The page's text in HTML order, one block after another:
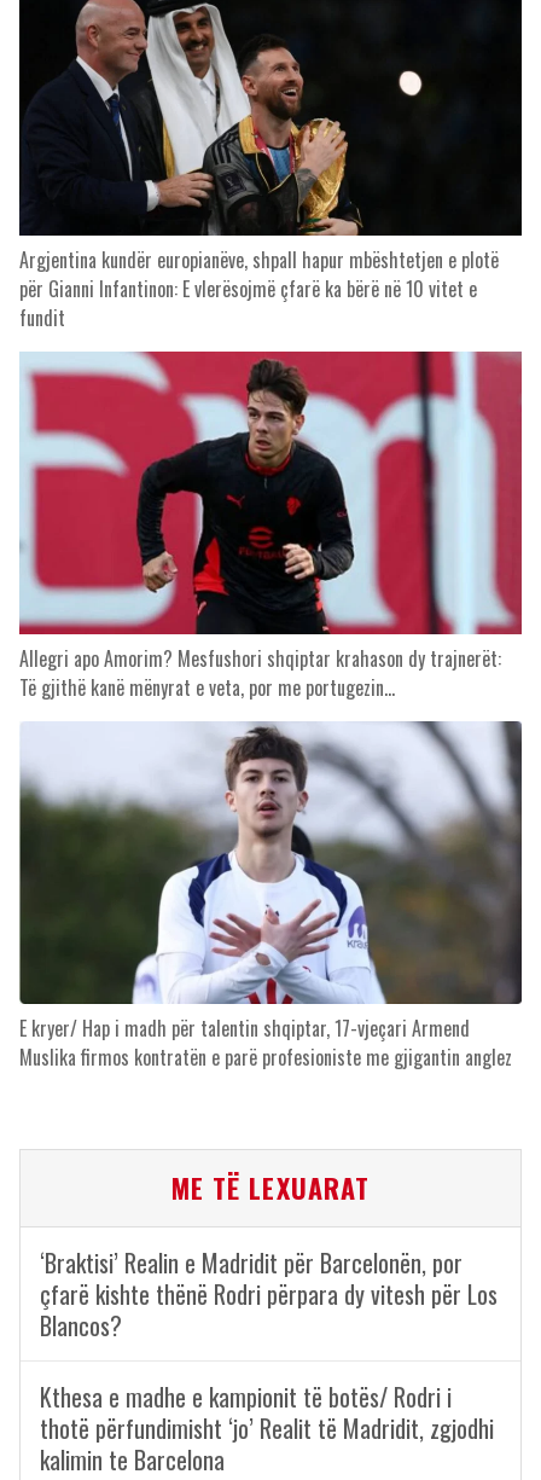
Argjentina kundër europianëve, shpall hapur mbështetjen e plotë
për Gianni Infantinon: E vlerësojmë çfarë ka bërë në 10 vitet e
fundit
Allegri apo Amorim? Mesfushori shqiptar krahason dy trajnerët:
Të gjithë kanë mënyrat e veta, por me portugezin…
E kryer/ Hap i madh për talentin shqiptar, 17-vjeçari Armend
Muslika firmos kontratën e parë profesioniste me gjigantin anglez
ME TË LEXUARAT
‘Braktisi’ Realin e Madridit për Barcelonën, por
çfarë kishte thënë Rodri përpara dy vitesh për Los
Blancos?
Kthesa e madhe e kampionit të botës/ Rodri i
thotë përfundimisht ‘jo’ Realit të Madridit, zgjodhi
kalimin te Barcelona